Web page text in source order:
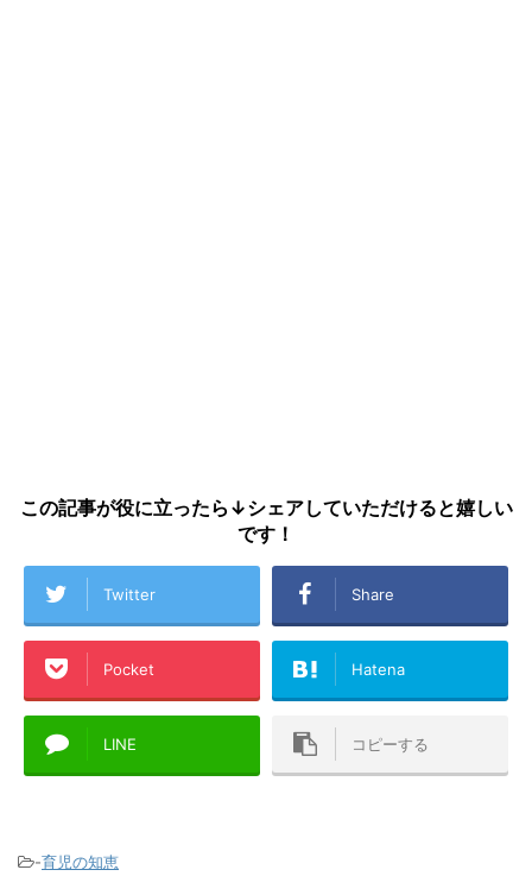
この記事が役に立ったら↓シェアしていただけると嬉しい
です！
Twitter Share
Pocket Hatena
LINE コピーする
-育児の知恵